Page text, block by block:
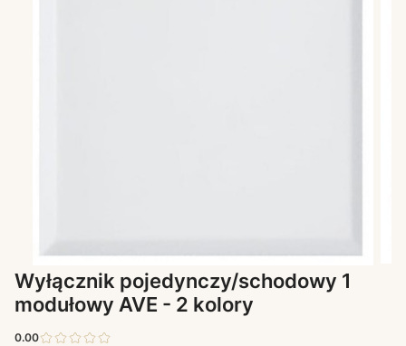
Wyłącznik pojedynczy/schodowy 1
modułowy AVE - 2 kolory
0.00